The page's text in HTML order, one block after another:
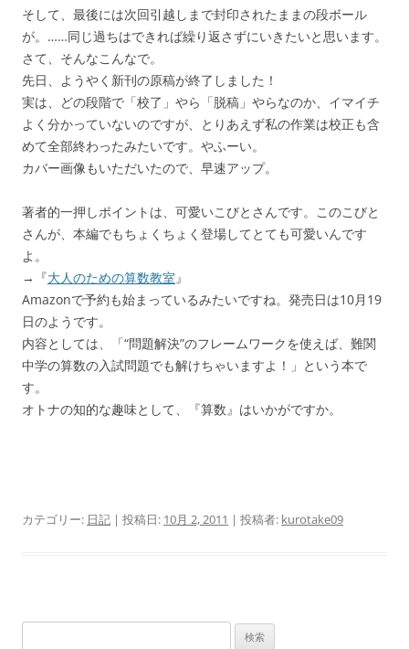
そして、最後には次回引越しまで封印されたままの段ボール
が。……同じ過ちはできれば繰り返さずにいきたいと思います。
さて、そんなこんなで。
先日、ようやく新刊の原稿が終了しました！
実は、どの段階で「校了」やら「脱稿」やらなのか、イマイチ
よく分かっていないのですが、とりあえず私の作業は校正も含
めて全部終わったみたいです。やふーい。
カバー画像もいただいたので、早速アップ。
著者的一押しポイントは、可愛いこびとさんです。このこびと
さんが、本編でもちょくちょく登場してとても可愛いんです
よ。
→『大人のための算数教室』
Amazonで予約も始まっているみたいですね。発売日は10月19
日のようです。
内容としては、「“問題解決”のフレームワークを使えば、難関
中学の算数の入試問題でも解けちゃいますよ！」という本で
す。
オトナの知的な趣味として、『算数』はいかがですか。
カテゴリー: 日記 | 投稿日: 10月 2, 2011 | 投稿者: kurotake09